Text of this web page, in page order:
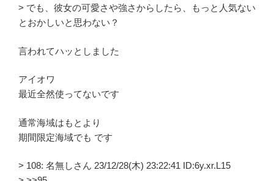
> でも、彼女の可愛さや強さからしたら、もっと人気ない
とおかしいと思わない？
言われてハッとしました
アイオワ
最近全然使ってないです
通常海域はもとより
期間限定海域でも です
> 108: 名無しさん 23/12/28(木) 23:22:41 ID:6y.xr.L15